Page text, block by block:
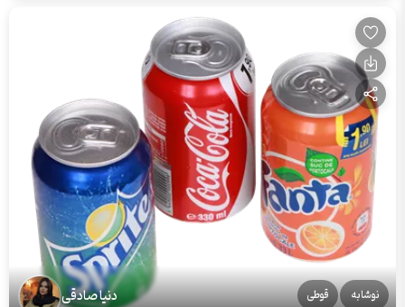
نوشابه قوطی دنیا صادقی